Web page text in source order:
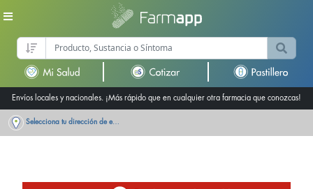
Envíos locales y nacionales. ¡Más rápido que en cualquier otra farmacia que conozcas!
Selecciona tu dirección de entrega